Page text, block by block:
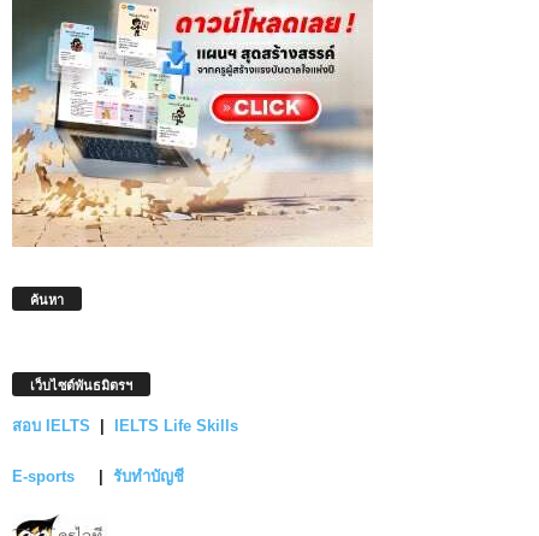
ค้นหา
เว็บไซต์พันธมิตรฯ
สอบ IELTS IELTS Life Skills
E-sports รับทำบัญชี